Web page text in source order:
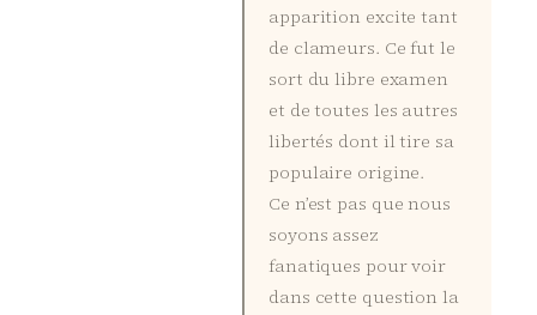
apparition excite tant
de clameurs. Ce fut le
sort du libre examen
et de toutes les autres
libertés dont il tire sa
populaire origine.
Ce n’est pas que nous
soyons assez
fanatiques pour voir
dans cette question la